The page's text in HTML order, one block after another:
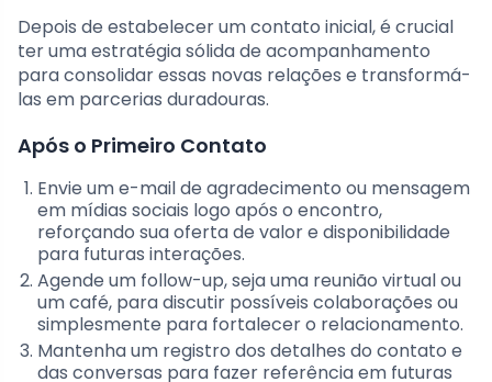
Depois de estabelecer um contato inicial, é crucial
ter uma estratégia sólida de acompanhamento
para consolidar essas novas relações e transformá-
las em parcerias duradouras.
Após o Primeiro Contato
Envie um e-mail de agradecimento ou mensagem
em mídias sociais logo após o encontro,
reforçando sua oferta de valor e disponibilidade
para futuras interações.
Agende um follow-up, seja uma reunião virtual ou
um café, para discutir possíveis colaborações ou
simplesmente para fortalecer o relacionamento.
Mantenha um registro dos detalhes do contato e
das conversas para fazer referência em futuras